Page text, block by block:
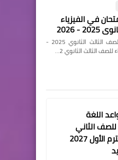
في الفيزياء
- 2026
تحميل كتاب الامتحان في الفيزياء للصف الثالث الثانوي 2025 -
اللغة
للصف الثاني
الثانوي الترم الأول 2027